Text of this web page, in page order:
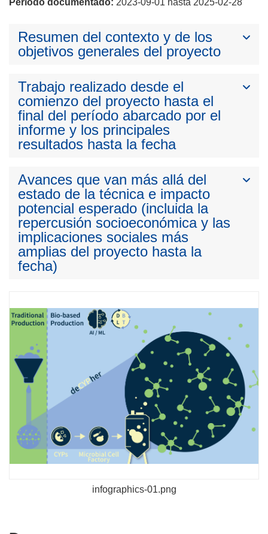
Período documentado: 2023-09-01 hasta 2025-02-28
Resumen del contexto y de los
objetivos generales del proyecto
Trabajo realizado desde el
comienzo del proyecto hasta el
final del período abarcado por el
informe y los principales
resultados hasta la fecha
Avances que van más allá del
estado de la técnica e impacto
potencial esperado (incluida la
repercusión socioeconómica y las
implicaciones sociales más
amplias del proyecto hasta la
fecha)
infographics-01.png